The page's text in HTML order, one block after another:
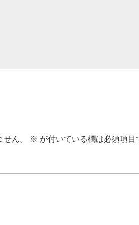
ん。 ※ が付いている欄は必須項目